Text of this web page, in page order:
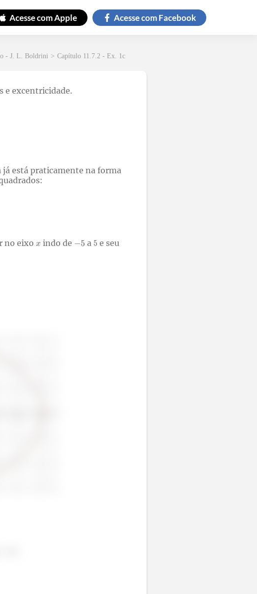
Acesse comApple Acesse comFacebook
- J. L. Boldrini > Capítulo 11.7.2 - Ex. 1c
e excentricidade.
já está praticamente na forma
no eixo indo de a
e seu